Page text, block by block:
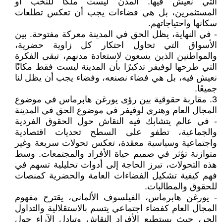
المستثمرين، بل هي فضاءات يجب أن تعكس تطلعات
سكانها واحتياجاتهم.
- في النهاية، يظل الحق في المدينة معركة مفتوحة. بين
الأسواق التي تحاول احتكار كل زاوية حضرية،
والمواطنين الذين يسعون لاستعادة مدنهم، تبقى الفكرة
التي طرحها لوفيفر تذكيرًا بأن المدينة ليست فقط مكانًا
نعيش فيه، بل هي فضاء نصنعه، وفضاء يجب أن يظل لنا
جميعًا.
3. مقاربة حقوقية بين رؤى يورغن هابرماس في موضوع
المجال العام وهنري لوفيفر في موضوع الحق في المدينة
- في عالم يتشابك فيه النقاش حول الحقوق الفردية
والجماعية، تطفو على السطح تحديات اقتصادية
واجتماعية وسياسية معقدة، تعكس تحولات سريعة وغير
متوازنة تؤثر في صميم حياة الأفراد والمجتمعات. وسط
هذه التحولات، تبرز الحاجة إلى أدوات تحليلية تسهم في
فهم كيفية تشكيل الفضاءات العامة والحضرية كمنصات
للحقوق والمطالبات.
- يورغن هابرماس، الفيلسوف الألماني، يقترح مفهوم
المجال العام كفضاء اجتماعي يتسم بالاستقلالية والتداول
الحر، حيث يستطيع الأفراد النقاش وتبادل الآراء حول